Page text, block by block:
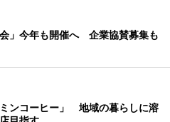
会」今年も開催へ 企業協賛募集も
ンコーヒー」 地域の暮らしに溶